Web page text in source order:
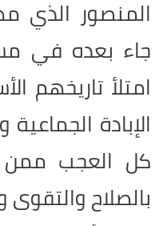
المنصور الذي
جاء بعده في
امتلأ تاريخهم
الإبادة
كل العجب
بالصلاح